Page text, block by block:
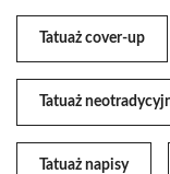
Tatuaż cover-up
Tatuaż
Tatuaż napisy